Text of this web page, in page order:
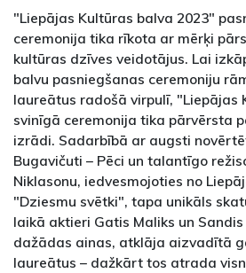
"Liepājas Kultūras balva 2023"
ceremonija tika rīkota ar mērķi
kultūras dzīves veidotājus. Lai
balvu pasniegšanas ceremoniju
laureātus radošā virpulī, "Liepājas
svinīgā ceremonija tika pārvērsta
izrādi. Sadarbībā ar augsti
Bugavičuti – Pēci un talantīgo
Niklasonu, iedvesmojoties no
"Dziesmu svētki", tapa unikāls
laikā aktieri Gatis Maliks un
dažādas ainas, atklāja aizvadītā
laureātus – dažkārt tos atrada